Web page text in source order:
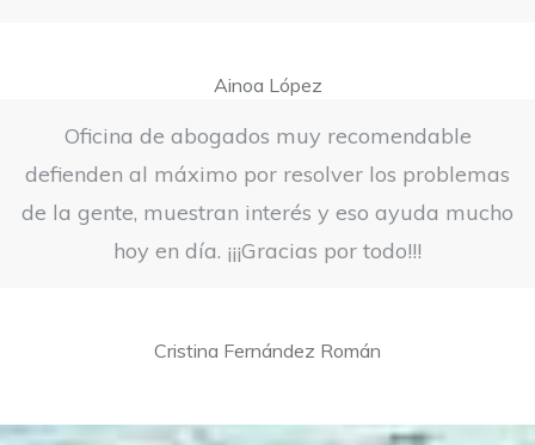
Ainoa López
Oficina de abogados muy recomendable
defienden al máximo por resolver los problemas
de la gente, muestran interés y eso ayuda mucho
hoy en día. ¡¡¡Gracias por todo!!!
Cristina Fernández Román